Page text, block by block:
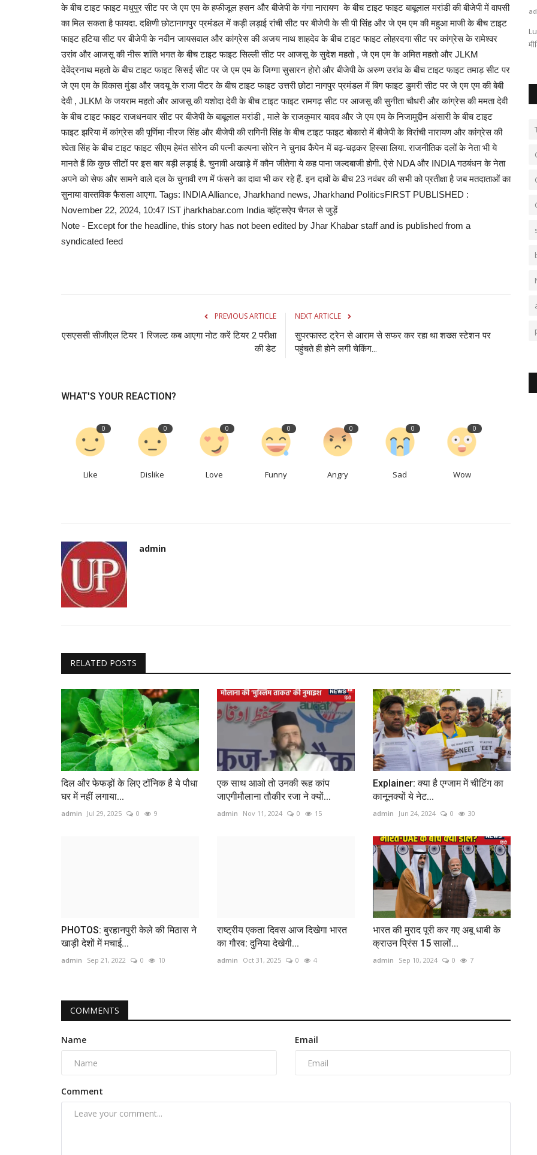
के बीच टाइट फाइट मधुपुर सीट पर जे एम एम के हफीजूल हसन और बीजेपी के गंगा नारायण के बीच टाइट फाइट बाबूलाल मरांडी की बीजेपी में वापसी
का मिल सकता है फायदा. दक्षिणी छोटानागपुर प्रमंडल में कड़ी लड़ाई रांची सीट पर बीजेपी के सी पी सिंह और जे एम एम की महुआ माजी के बीच टाइट
फाइट हटिया सीट पर बीजेपी के नवीन जायसवाल और कांग्रेस की अजय नाथ शाहदेव के बीच टाइट फाइट लोहरदगा सीट पर कांग्रेस के रामेश्वर
उरांव और आजसू की नीरू शांति भगत के बीच टाइट फाइट सिल्ली सीट पर आजसू के सुदेश महतो , जे एम एम के अमित महतो और JLKM
देवेंद्रनाथ महतो के बीच टाइट फाइट सिसई सीट पर जे एम एम के जिग्गा सुसारन होरो और बीजेपी के अरुण उरांव के बीच टाइट फाइट तमाड़ सीट पर
जे एम एम के विकास मुंडा और जदयू के राजा पीटर के बीच टाइट फाइट उत्तरी छोटा नागपुर प्रमंडल में बिग फाइट डुमरी सीट पर जे एम एम की बेबी
देवी , JLKM के जयराम महतो और आजसू की यशोदा देवी के बीच टाइट फाइट रामगढ़ सीट पर आजसू की सुनीता चौधरी और कांग्रेस की ममता देवी
के बीच टाइट फाइट राजधनवार सीट पर बीजेपी के बाबूलाल मरांडी , माले के राजकुमार यादव और जे एम एम के निजामुद्दीन अंसारी के बीच टाइट
फाइट झरिया में कांग्रेस की पूर्णिमा नीरज सिंह और बीजेपी की रागिनी सिंह के बीच टाइट फाइट बोकारो में बीजेपी के विरांची नारायण और कांग्रेस की
श्वेता सिंह के बीच टाइट फाइट सीएम हेमंत सोरेन की पत्नी कल्पना सोरेन ने चुनाव कैंपेन में बढ़-चढ़कर हिस्सा लिया. राजनीतिक दलों के नेता भी ये
मानते हैं कि कुछ सीटों पर इस बार बड़ी लड़ाई है. चुनावी अखाड़े में कौन जीतेगा ये कह पाना जल्दबाजी होगी. ऐसे NDA और INDIA गठबंधन के नेता
अपने को सेफ और सामने वाले दल के चुनावी रण में फंसने का दावा भी कर रहे हैं. इन दावों के बीच 23 नवंबर की सभी को प्रतीक्षा है जब मतदाताओं का
सुनाया वास्तविक फैसला आएगा. Tags: INDIA Alliance, Jharkhand news, Jharkhand PoliticsFIRST PUBLISHED :
November 22, 2024, 10:47 IST jharkhabar.com India व्हॉट्सऐप चैनल से जुड़ें
Note - Except for the headline, this story has not been edited by Jhar Khabar staff and is published from a
syndicated feed
PREVIOUS ARTICLE
एसएससी सीजीएल टियर 1 रिजल्ट कब आएगा नोट करें टियर 2 परीक्षा
की डेट
NEXT ARTICLE
सुपरफास्‍ट ट्रेन से आराम से सफर कर रहा था शख्‍स स्‍टेशन पर
पहुंचते ही होने लगी चेकिंग...
WHAT'S YOUR REACTION?
0
Like
0
Dislike
0
Love
0
Funny
0
Angry
0
Sad
0
Wow
admin
RELATED POSTS
दिल और फेफड़ों के लिए टॉनिक है ये पौधा
घर में नहीं लगाया...
admin Jul 29, 2025 0 9
एक साथ आओ तो उनकी रूह कांप
जाएगीमौलाना तौकीर रजा ने क्‍यों...
admin Nov 11, 2024 0 15
Explainer: क्या है एग्जाम में चीटिंग का
कानूनक्यों ये नेट...
admin Jun 24, 2024 0 30
PHOTOS: बुरहानपुरी केले की मिठास ने
खाड़ी देशों में मचाई...
admin Sep 21, 2022 0 10
राष्ट्रीय एकता दिवस आज दिखेगा भारत
का गौरव: दुनिया देखेगी...
admin Oct 31, 2025 0 4
भारत की मुराद पूरी कर गए अबू धाबी के
क्राउन प्रिंस 15 सालों...
admin Sep 10, 2024 0 7
COMMENTS
Name Email
Comment
admin Jun 18, 2022 0 390
लखनऊ विश्वविद्यालय ने छात्र कल्याण छात्रवृत्ति के तहत 50 छात्र-छात्राओं का
चयन किया...
admin Aug 9, 2026 0 0
11 August Shaheed Diwas: मुजफ्फरपुर में शहीद खुदीराम बोस की
शहादत को आज भी याद किया...